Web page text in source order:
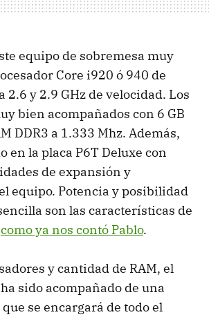
equipo de sobremesa muy
Core i920 ó 940 de
2.6 y 2.9 GHz de velocidad. Los
bien acompañados con 6 GB
DDR3 a 1.333 Mhz. Además,
en la placa P6T Deluxe con
de expansión y
equipo. Potencia y posibilidad
son las características de
como ya nos contó Pablo.
y cantidad de RAM, el
sido acompañado de una
que se encargará de todo el